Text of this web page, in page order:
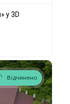
у 3D
Відчинено